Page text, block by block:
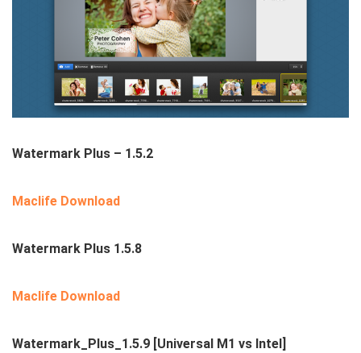
Watermark Plus – 1.5.2
Maclife Download
Watermark Plus 1.5.8
Maclife Download
Watermark_Plus_1.5.9 [Universal M1 vs Intel]